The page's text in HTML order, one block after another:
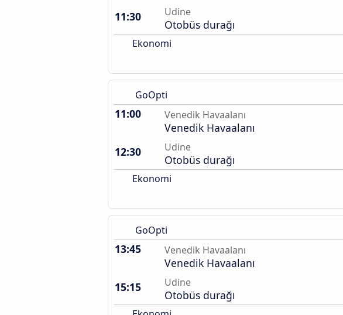
11:30
Udine
Otobüs durağı
Ekonomi
GoOpti
11:00 Venedik Havaalanı
Venedik Havaalanı
12:30
Udine
Otobüs durağı
Ekonomi
GoOpti
13:45 Venedik Havaalanı
Venedik Havaalanı
15:15
Udine
Otobüs durağı